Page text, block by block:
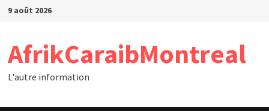
Passer
9 août 2026
AfrikCaraibMontreal
L'autre information